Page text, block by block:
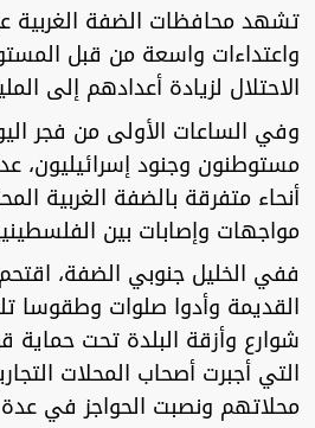
تشهد محافظات الضفة الغربية
واعتداءات واسعة من قبل
الاحتلال لزيادة أعدادهم إلى
وفي الساعات الأولى من فجر
مستوطنون وجنود إسرائيليون،
أنحاء متفرقة بالضفة الغربية
مواجهات وإصابات بين
ففي الخليل جنوبي الضفة،
القديمة وأدوا صلوات وطقوسا
شوارع وأزقة البلدة تحت حماية
التي أجبرت أصحاب المحلات
محلاتهم ونصبت الحواجز في